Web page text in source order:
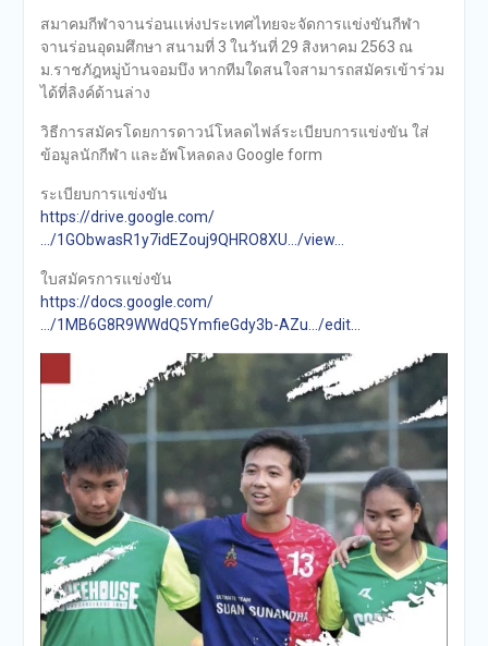
สมาคมกีฬาจานร่อนเเห่งประเทศไทยจะจัดการแข่งขันกีฬา
จานร่อนอุดมศึกษา สนามที่ 3 ในวันที่ 29 สิงหาคม 2563 ณ
ม.ราชภัฎหมู่บ้านจอมบึง หากทีมใดสนใจสามารถสมัครเข้าร่วม
ได้ที่ลิงค์ด้านล่าง
วิธีการสมัครโดยการดาวน์โหลดไฟล์ระเบียบการแข่งขัน ใส่
ข้อมูลนักกีฬา และอัพโหลดลง Google form
ระเบียบการแข่งขัน
https://drive.google.com/
…/1GObwasR1y7idEZouj9QHRO8XU…/view…
ใบสมัครการแข่งขัน
https://docs.google.com/
…/1MB6G8R9WWdQ5YmfieGdy3b-AZu…/edit…